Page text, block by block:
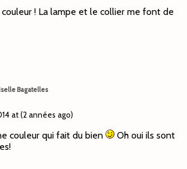
couleur ! La lampe et le collier me font de
Bagatelles
at (2 années ago)
couleur qui fait du bien
Oh oui ils sont